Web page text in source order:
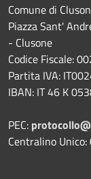
Comune di
Piazza Sant'
- Clusone
Codice Fiscale:
Partita IVA:
IBAN: IT 46 K
PEC:
Centralino